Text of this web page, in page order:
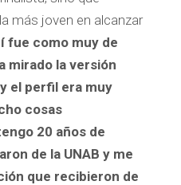
más joven en alcanzar
fue como muy de
mirado la versión
el perfil era muy
cosas
20 años de
de la UNAB y me
que recibieron de